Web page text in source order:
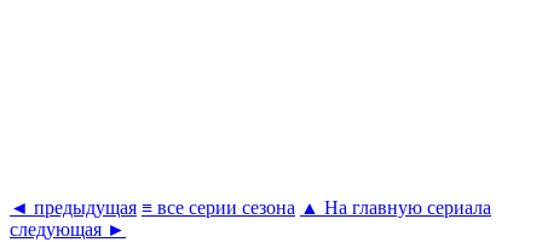
◄ предыдущая ≡ все серии сезона ▲ На главную сериала
следующая ►